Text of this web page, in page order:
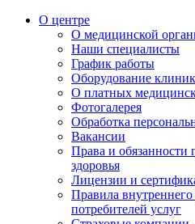
О центре
О медицинской
Наши специалисты
График работы
Оборудование
О платных
Фотогалерея
Обработка
Вакансии
Права и обязанности
здоровья
Лицензии и
Правила внутреннего
потребителей услуг